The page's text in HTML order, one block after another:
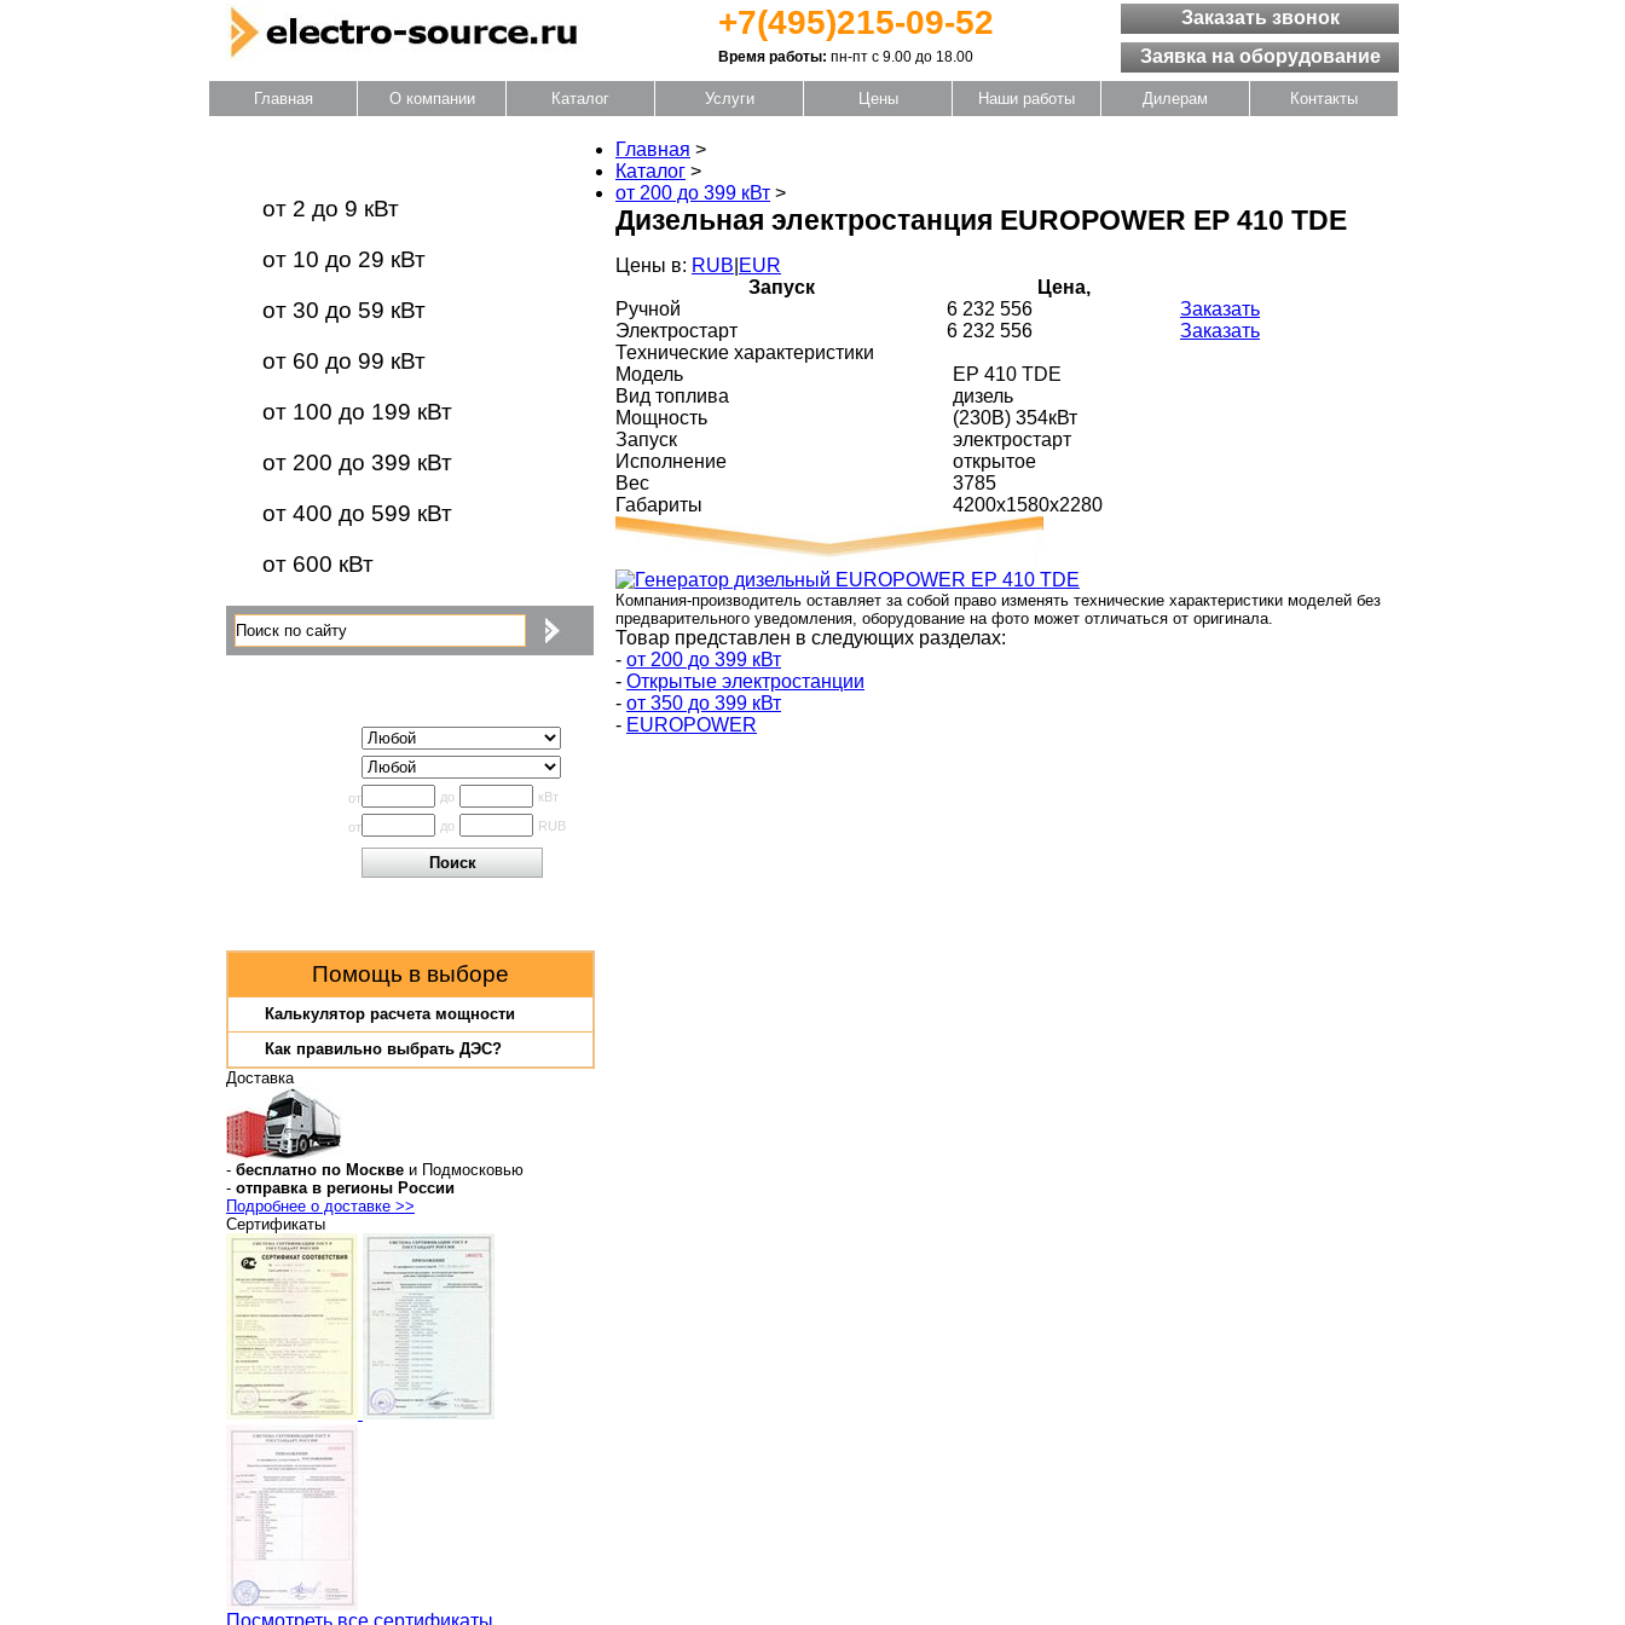
+7(495)215-09-52
Время работы: пн-пт с 9.00 до 18.00
Заказать звонок
Заявка на оборудование
Главная О компании Каталог Услуги Цены Наши работы Дилерам Контакты
от 2 до 9 кВт
от 10 до 29 кВт
от 30 до 59 кВт
от 60 до 99 кВт
от 100 до 199 кВт
от 200 до 399 кВт
от 400 до 599 кВт
от 600 кВт
от до кВт
от до RUB
Помощь в выборе
Калькулятор расчета мощности
Как правильно выбрать ДЭС?
Доставка
- бесплатно по Москве и Подмосковью
- отправка в регионы России
Подробнее о доставке >>
Сертификаты
Посмотреть все сертификаты
Главная >
Каталог >
от 200 до 399 кВт >
Дизельная электростанция EUROPOWER EP 410 TDE
Цены в: RUB EUR
Запуск
Цена,
Ручной
6 232 556
Заказать
Электростарт
6 232 556
Заказать
Технические характеристики
Модель
EP 410 TDE
Вид топлива
дизель
Мощность
(230В) 354кВт
Запуск
электростарт
Исполнение
открытое
Вес
3785
Габариты
4200x1580x2280
Компания-производитель оставляет за собой право изменять технические характеристики моделей без
предварительного уведомления, оборудование на фото может отличаться от оригинала.
Товар представлен в следующих разделах:
- от 200 до 399 кВт
- Открытые электростанции
- от 350 до 399 кВт
- EUROPOWER